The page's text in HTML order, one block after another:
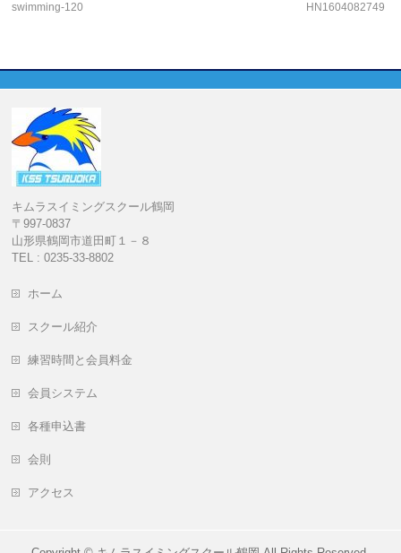
swimming-120 HN1604082749
キムラスイミングスクール鶴岡
〒997-0837
山形県鶴岡市道田町１－８
TEL : 0235-33-8802
ホーム
スクール紹介
練習時間と会員料金
会員システム
各種申込書
会則
アクセス